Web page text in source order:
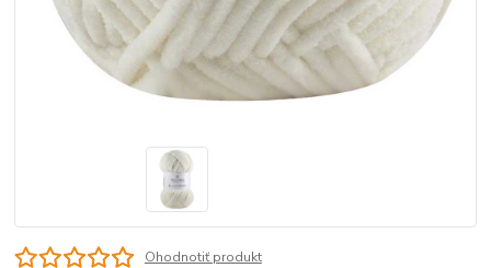
Ohodnotiť produkt